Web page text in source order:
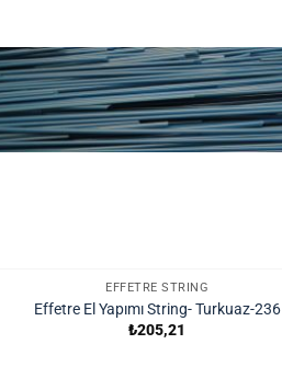
EFFETRE STRING
Effetre El Yapımı String- Turkuaz-236
₺205,21